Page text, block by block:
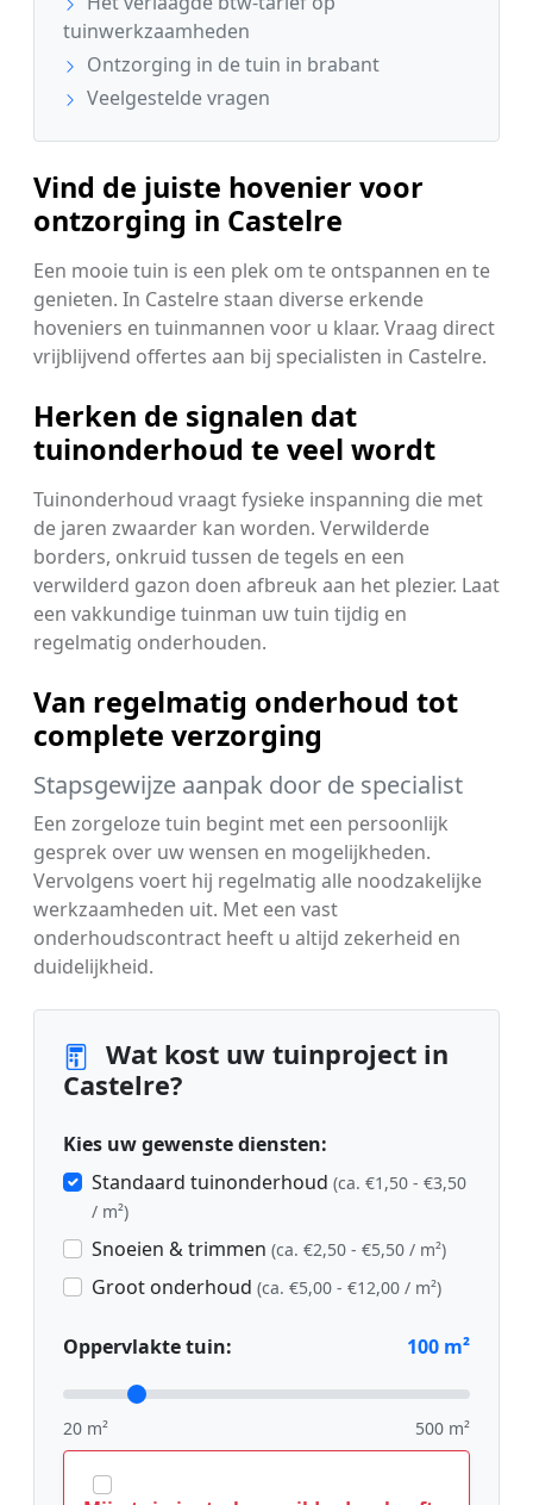
tuinwerkzaamheden
Ontzorging in de tuin in brabant
Veelgestelde vragen
Vind de juiste hovenier voor
ontzorging in Castelre
Een mooie tuin is een plek om te ontspannen en te
genieten. In Castelre staan diverse erkende
hoveniers en tuinmannen voor u klaar. Vraag direct
vrijblijvend offertes aan bij specialisten in Castelre.
Herken de signalen dat
tuinonderhoud te veel wordt
Tuinonderhoud vraagt fysieke inspanning die met
de jaren zwaarder kan worden. Verwilderde
borders, onkruid tussen de tegels en een
verwilderd gazon doen afbreuk aan het plezier. Laat
een vakkundige tuinman uw tuin tijdig en
regelmatig onderhouden.
Van regelmatig onderhoud tot
complete verzorging
Stapsgewijze aanpak door de specialist
Een zorgeloze tuin begint met een persoonlijk
gesprek over uw wensen en mogelijkheden.
Vervolgens voert hij regelmatig alle noodzakelijke
werkzaamheden uit. Met een vast
onderhoudscontract heeft u altijd zekerheid en
duidelijkheid.
Wat kost uw tuinproject in
Castelre?
Kies uw gewenste diensten:
Standaard tuinonderhoud (ca. €1,50 - €3,50
/ m²)
Snoeien & trimmen (ca. €2,50 - €5,50 / m²)
Groot onderhoud (ca. €5,00 - €12,00 / m²)
Oppervlakte tuin: 100 m²
20 m² 500 m²